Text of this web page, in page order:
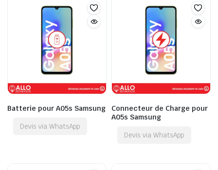
Batterie pour A05s Samsung
Devis via WhatsApp
Connecteur de Charge pour
A05s Samsung
Devis via WhatsApp